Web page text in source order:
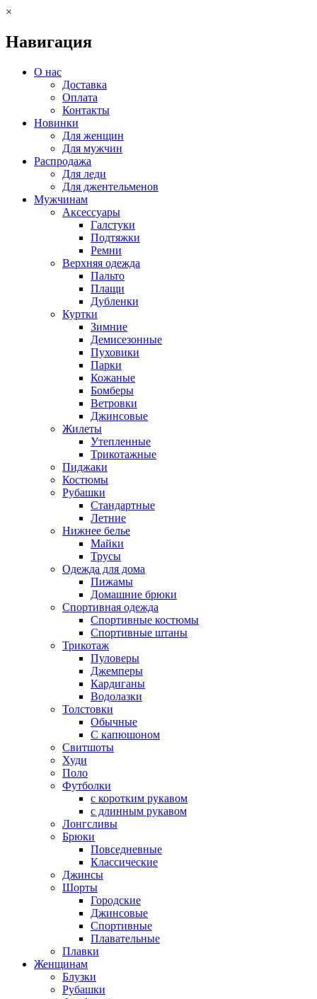
×
Навигация
О нас
Доставка
Оплата
Контакты
Новинки
Для женщин
Для мужчин
Распродажа
Для леди
Для джентельменов
Мужчинам
Аксессуары
Галстуки
Подтяжки
Ремни
Верхняя одежда
Пальто
Плащи
Дубленки
Куртки
Зимние
Демисезонные
Пуховики
Парки
Кожаные
Бомберы
Ветровки
Джинсовые
Жилеты
Утепленные
Трикотажные
Пиджаки
Костюмы
Рубашки
Стандартные
Летние
Нижнее белье
Майки
Трусы
Одежда для дома
Пижамы
Домашние брюки
Спортивная одежда
Спортивные костюмы
Спортивные штаны
Трикотаж
Пуловеры
Джемперы
Кардиганы
Водолазки
Толстовки
Обычные
С капюшоном
Свитшоты
Худи
Поло
Футболки
с коротким рукавом
с длинным рукавом
Лонгсливы
Брюки
Повседневные
Классические
Джинсы
Шорты
Городские
Джинсовые
Спортивные
Плавательные
Плавки
Женщинам
Блузки
Рубашки